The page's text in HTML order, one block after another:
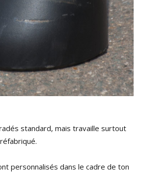
standard, mais travaille surtout
personnalisés dans le cadre de ton